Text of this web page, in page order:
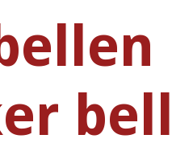
bell